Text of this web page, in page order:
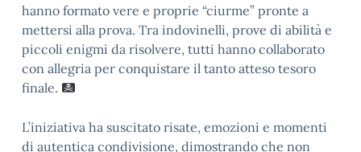
hanno formato vere e proprie “ciurme” pronte a
mettersi alla prova. Tra indovinelli, prove di abilità e
piccoli enigmi da risolvere, tutti hanno collaborato
con allegria per conquistare il tanto atteso tesoro
finale.
L’iniziativa ha suscitato risate, emozioni e momenti
di autentica condivisione, dimostrando che non